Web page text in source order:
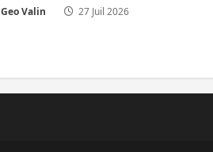
Geo Valin 27 Juil 2026